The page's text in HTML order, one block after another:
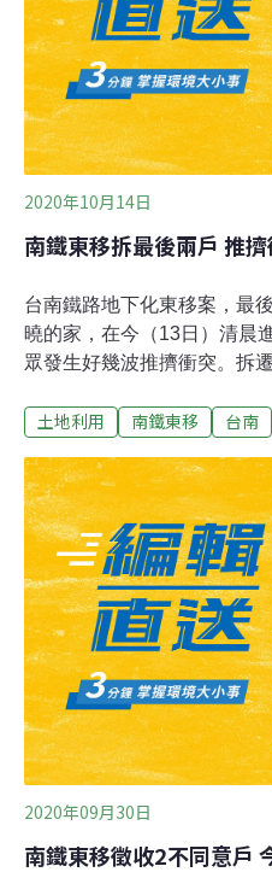
你的被安置 你撕不下它也攔
2020年10月14日
南鐵東移拆最後兩戶 推
台南鐵路地下化東移案，最
曉的家，在今（13日）清晨
眾發生好幾波推擠衝突。拆
淚流不止，而鐵路改建工程
另外，黃春香家也在上午9
已執行部分牆面的拆除，預
畢。台南市長黃偉哲表示，
和平落幕。
土地利用 南鐵東移 台南
2020年09月30日
南鐵東移徵收2不同意戶